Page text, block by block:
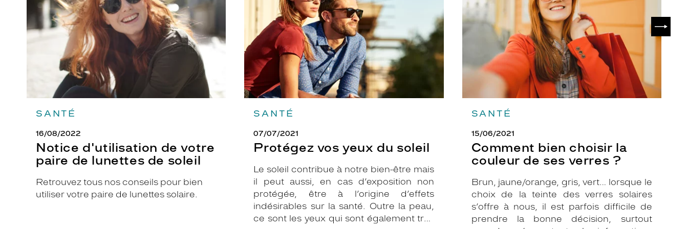
SANTÉ
16/08/2022
Notice d'utilisation de votre
paire de lunettes de soleil
Retrouvez tous nos conseils pour bien
utiliser votre paire de lunettes solaire.
paire
de
lunettes
de
SANTÉ
07/07/2021
Protégez vos yeux du soleil
Le soleil contribue à notre bien-être mais
il peut aussi, en cas d’exposition non
protégée, être à l’origine d’effets
indésirables sur la santé. Outre la peau,
ce sont les yeux qui sont également très
soleil
SANTÉ
15/06/2021
Comment bien choisir la
couleur de ses verres ?
Brun, jaune/orange, gris, vert… lorsque le
choix de la teinte des verres solaires
s’offre à nous, il est parfois difficile de
prendre la bonne décision, surtout
couleur
de
verres